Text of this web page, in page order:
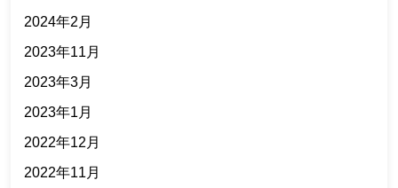
2024年2月
2023年11月
2023年3月
2023年1月
2022年12月
2022年11月